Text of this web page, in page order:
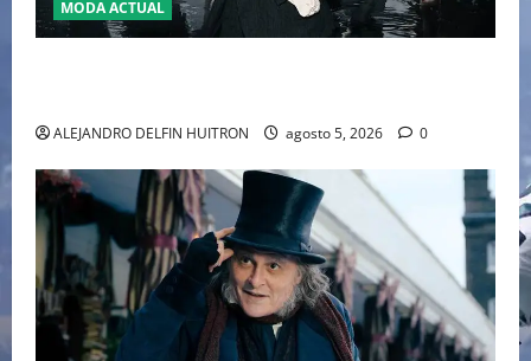
MODA ACTUAL
ALEJANDRO DELFIN HUITRON agosto 5, 2026 0